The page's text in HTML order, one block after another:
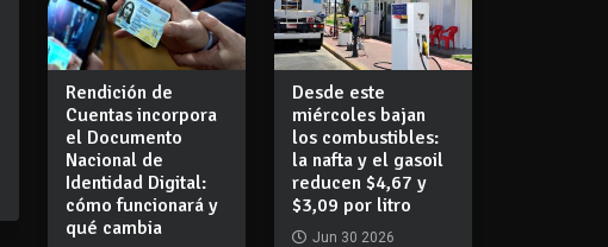
Rendición de
Cuentas incorpora
el Documento
Nacional de
Identidad Digital:
cómo funcionará y
qué cambia
Desde este
miércoles bajan
los combustibles:
la nafta y el gasoil
reducen $4,67 y
$3,09 por litro
Jun 30 2026